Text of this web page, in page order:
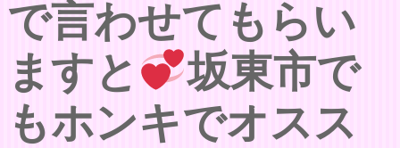
で言わせてもらい
ますと
坂東市で
もホンキでオスス